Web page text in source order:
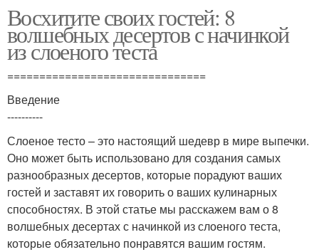
Восхитите своих гостей: 8
волшебных десертов с начинкой
из слоеного теста
===============================
Введение
----------
Слоеное тесто – это настоящий шедевр в мире выпечки.
Оно может быть использовано для создания самых
разнообразных десертов, которые порадуют ваших
гостей и заставят их говорить о ваших кулинарных
способностях. В этой статье мы расскажем вам о 8
волшебных десертах с начинкой из слоеного теста,
которые обязательно понравятся вашим гостям.